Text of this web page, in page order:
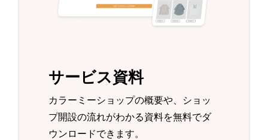
サービス資料
カラーミーショップの概要や、ショッ
プ開設の流れがわかる資料を無料でダ
ウンロードできます。